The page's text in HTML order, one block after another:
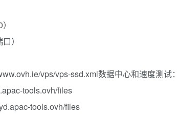
）
vps/vps-ssd.xml数据中心和速度测试：
tools.ovh/files
tools.ovh/files